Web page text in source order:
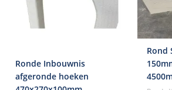
Ronde Inbouwnis
afgeronde hoeken
Rond